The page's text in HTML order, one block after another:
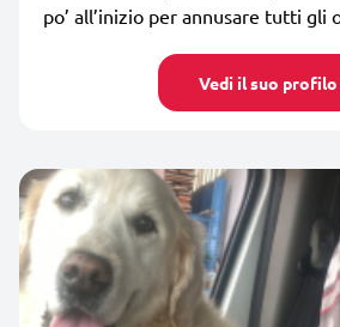
po’ all’inizio per annusare tutti gli
Vedi il suo profilo